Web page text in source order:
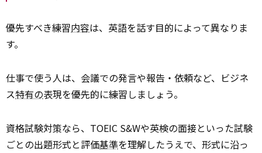
優先すべき練習内容は、英語を話す目的によって異なりま
す。
仕事で使う人は、会議での発言や報告・依頼など、ビジネ
ス特有の表現を優先的に練習しましょう。
資格試験対策なら、TOEIC S&Wや英検の面接といった試験
ごとの出題形式と評価基準を理解したうえで、形式に沿っ